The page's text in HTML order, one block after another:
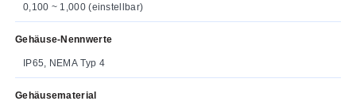
0,100 ~ 1,000 (einstellbar)
Gehäuse-Nennwerte
IP65, NEMA Typ 4
Gehäusematerial